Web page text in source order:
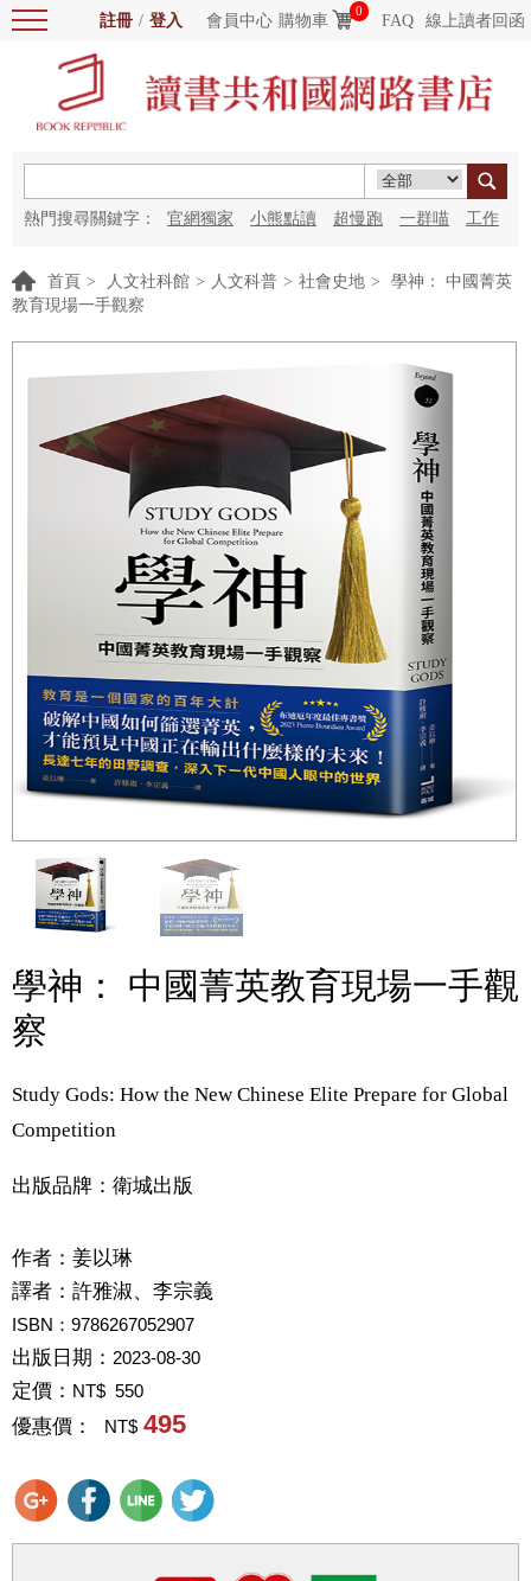
註冊 / 登入 會員中心 購物車
0
FAQ 線上讀者回函
熱門搜尋關鍵字： 官網獨家 小熊點讀 超慢跑 一群喵 工作
首頁 > 人文社科館 > 人文科普 > 社會史地 >
學神： 中國菁英
教育現場一手觀察
學神： 中國菁英教育現場一手觀
察
Study Gods: How the New Chinese Elite Prepare for Global
Competition
出版品牌：衛城出版
作者： 姜以琳
譯者： 許雅淑、李宗義
ISBN：9786267052907
出版日期： 2023-08-30
定價： NT$ 550
優惠價： NT$ 495